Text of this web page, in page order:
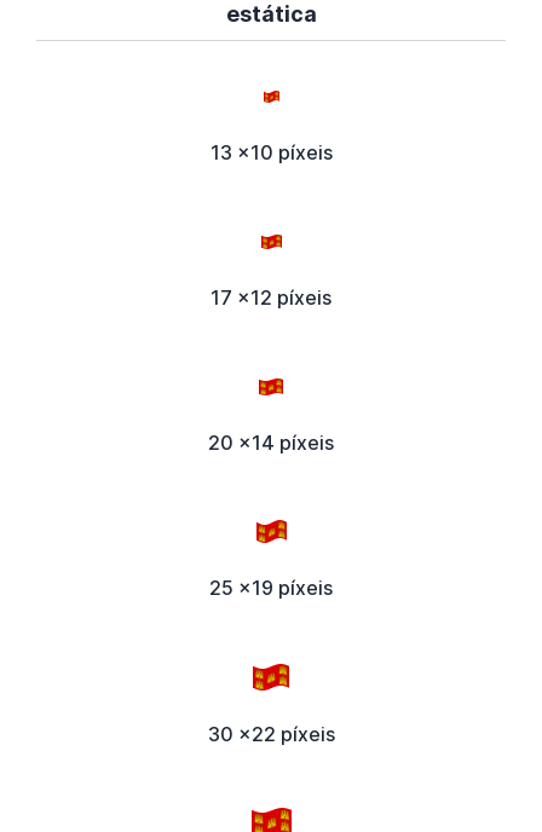
estática
13 x10 píxeis
17 x12 píxeis
20 x14 píxeis
25 x19 píxeis
30 x22 píxeis